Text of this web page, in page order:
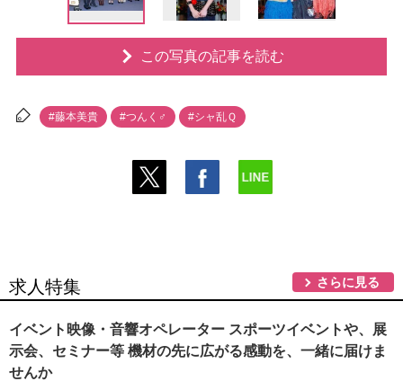
この写真の記事を読む
#藤本美貴 #つんく♂ #シャ乱Ｑ
求人特集 さらに見る
イベント映像・音響オペレーター スポーツイベントや、展
示会、セミナー等 機材の先に広がる感動を、一緒に届けま
せんか